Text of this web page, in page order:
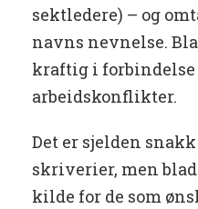
sektledere) – og
navns nevnelse.
kraftig i forbindelse
arbeidskonflikter.
Det er sjelden
skriverier, men
kilde for de som